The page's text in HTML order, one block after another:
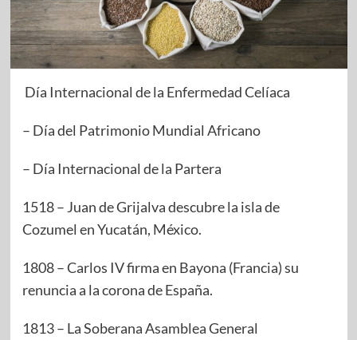
Día Internacional de la Enfermedad Celíaca
– Día del Patrimonio Mundial Africano
– Día Internacional de la Partera
1518 – Juan de Grijalva descubre la isla de
Cozumel en Yucatán, México.
1808 – Carlos IV firma en Bayona (Francia) su
renuncia a la corona de España.
1813 – La Soberana Asamblea General